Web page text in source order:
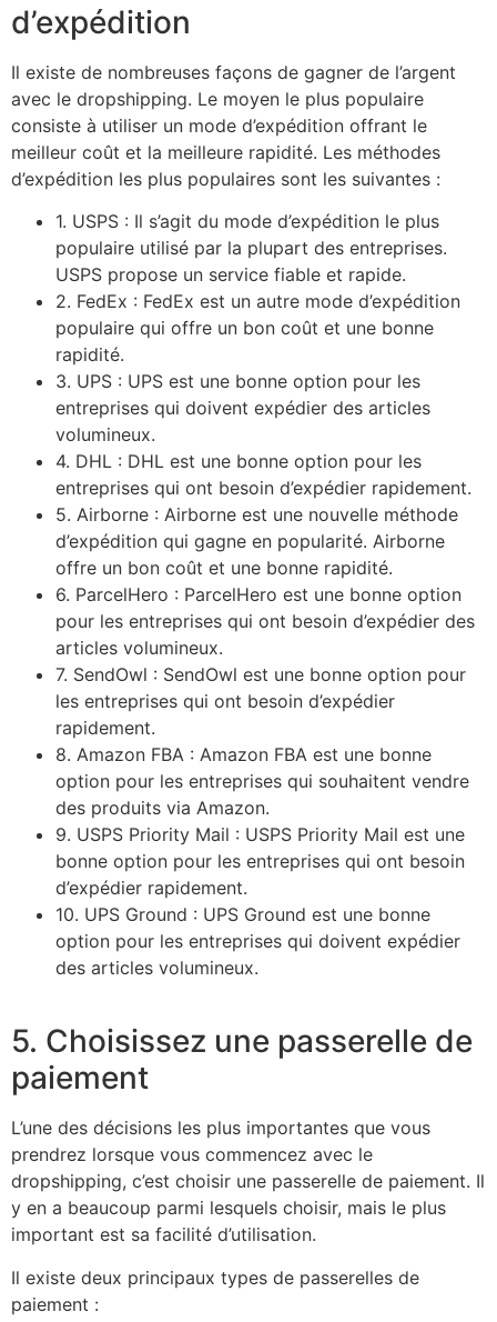
d’expédition
Il existe de nombreuses façons de gagner de l’argent
avec le dropshipping. Le moyen le plus populaire
consiste à utiliser un mode d’expédition offrant le
meilleur coût et la meilleure rapidité. Les méthodes
d’expédition les plus populaires sont les suivantes :
1. USPS : Il s’agit du mode d’expédition le plus
populaire utilisé par la plupart des entreprises.
USPS propose un service fiable et rapide.
2. FedEx : FedEx est un autre mode d’expédition
populaire qui offre un bon coût et une bonne
rapidité.
3. UPS : UPS est une bonne option pour les
entreprises qui doivent expédier des articles
volumineux.
4. DHL : DHL est une bonne option pour les
entreprises qui ont besoin d’expédier rapidement.
5. Airborne : Airborne est une nouvelle méthode
d’expédition qui gagne en popularité. Airborne
offre un bon coût et une bonne rapidité.
6. ParcelHero : ParcelHero est une bonne option
pour les entreprises qui ont besoin d’expédier des
articles volumineux.
7. SendOwl : SendOwl est une bonne option pour
les entreprises qui ont besoin d’expédier
rapidement.
8. Amazon FBA : Amazon FBA est une bonne
option pour les entreprises qui souhaitent vendre
des produits via Amazon.
9. USPS Priority Mail : USPS Priority Mail est une
bonne option pour les entreprises qui ont besoin
d’expédier rapidement.
10. UPS Ground : UPS Ground est une bonne
option pour les entreprises qui doivent expédier
des articles volumineux.
5. Choisissez une passerelle de
paiement
L’une des décisions les plus importantes que vous
prendrez lorsque vous commencez avec le
dropshipping, c’est choisir une passerelle de paiement. Il
y en a beaucoup parmi lesquels choisir, mais le plus
important est sa facilité d’utilisation.
Il existe deux principaux types de passerelles de
paiement :